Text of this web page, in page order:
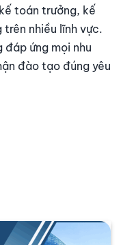
toán trưởng, kế
nhiều lĩnh vực.
đáp ứng mọi nhu
đào tạo đúng yêu